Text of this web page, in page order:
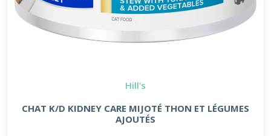
Hill's
CHAT K/D KIDNEY CARE MIJOTÉ THON ET LÉGUMES
AJOUTÉS